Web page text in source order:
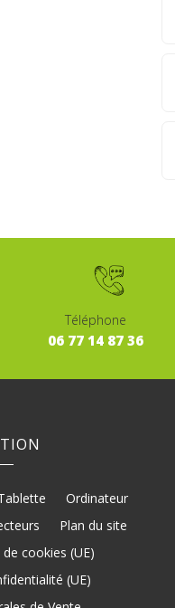
Téléphone
06 77 14 87 36
Ordinateur
Plan du site
cookies (UE)
(UE)